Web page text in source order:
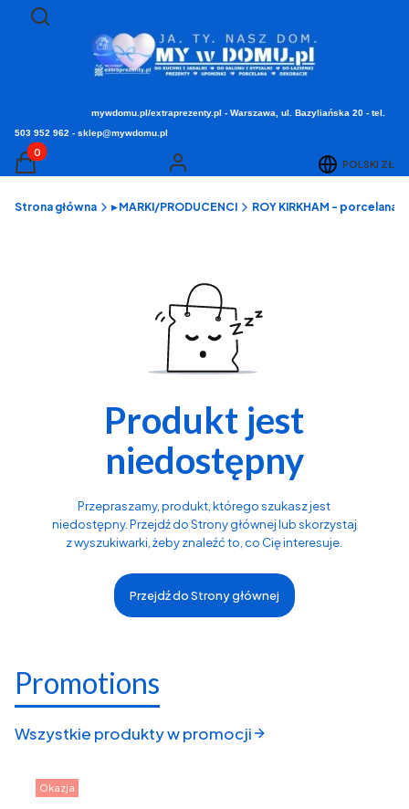
Otwórz wyszukiwarkę
Szukaj
mywdomu.pl/extraprezenty.pl - Warszawa, ul. Bazyliańska 20 - tel.
503 952 962 - sklep@mywdomu.pl
Produkty w koszyku: 0. Zobacz szczegóły
Koszyk Zaloguj się POLSKI ZŁ
Strona główna ▸ MARKI/PRODUCENCI ROY KIRKHAM - porcelana
Produkt jest
niedostępny
Przepraszamy, produkt, którego szukasz jest
niedostępny. Przejdź do Strony głównej lub skorzystaj
z wyszukiwarki, żeby znaleźć to, co Cię interesuje.
Przejdź do Strony głównej
Promotions
Wszystkie produkty w promocji
Okazja